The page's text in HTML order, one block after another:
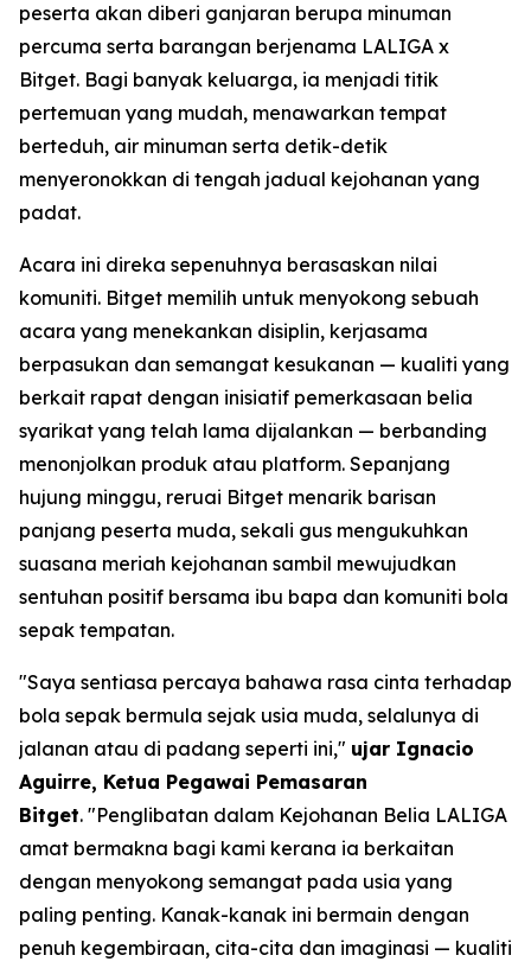
peserta akan diberi ganjaran berupa minuman
percuma serta barangan berjenama LALIGA x
Bitget. Bagi banyak keluarga, ia menjadi titik
pertemuan yang mudah, menawarkan tempat
berteduh, air minuman serta detik-detik
menyeronokkan di tengah jadual kejohanan yang
padat.
Acara ini direka sepenuhnya berasaskan nilai
komuniti. Bitget memilih untuk menyokong sebuah
acara yang menekankan disiplin, kerjasama
berpasukan dan semangat kesukanan — kualiti yang
berkait rapat dengan inisiatif pemerkasaan belia
syarikat yang telah lama dijalankan — berbanding
menonjolkan produk atau platform. Sepanjang
hujung minggu, reruai Bitget menarik barisan
panjang peserta muda, sekali gus mengukuhkan
suasana meriah kejohanan sambil mewujudkan
sentuhan positif bersama ibu bapa dan komuniti bola
sepak tempatan.
"Saya sentiasa percaya bahawa rasa cinta terhadap
bola sepak bermula sejak usia muda, selalunya di
jalanan atau di padang seperti ini," ujar Ignacio
Aguirre, Ketua Pegawai Pemasaran
Bitget. "Penglibatan dalam Kejohanan Belia LALIGA
amat bermakna bagi kami kerana ia berkaitan
dengan menyokong semangat pada usia yang
paling penting. Kanak-kanak ini bermain dengan
penuh kegembiraan, cita-cita dan imaginasi — kualiti